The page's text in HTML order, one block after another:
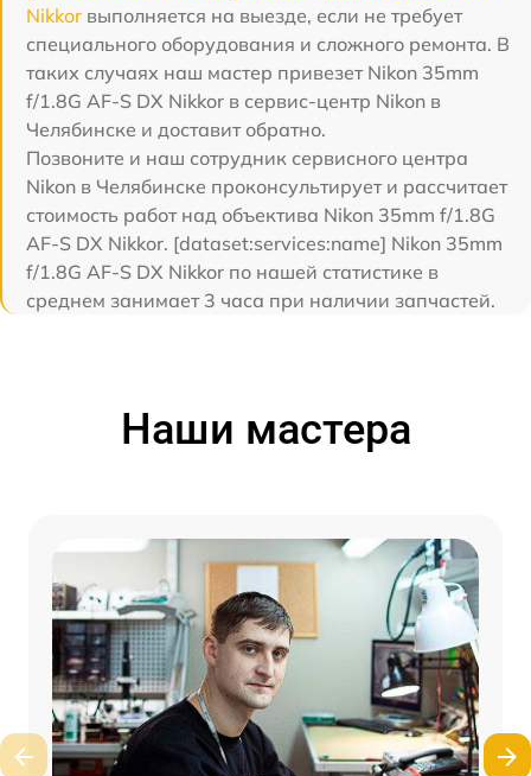
Nikkor выполняется на выезде, если не требует
специального оборудования и сложного ремонта. В
таких случаях наш мастер привезет Nikon 35mm
f/1.8G AF-S DX Nikkor в сервис-центр Nikon в
Челябинске и доставит обратно.
Позвоните и наш сотрудник сервисного центра
Nikon в Челябинске проконсультирует и рассчитает
стоимость работ над объектива Nikon 35mm f/1.8G
AF-S DX Nikkor. [dataset:services:name] Nikon 35mm
f/1.8G AF-S DX Nikkor по нашей статистике в
среднем занимает 3 часа при наличии запчастей.
Наши мастера